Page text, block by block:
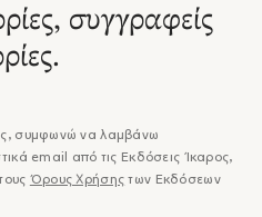
συγγραφείς
συμφωνώ να λαμβάνω
email από τις Εκδόσεις Ίκαρος,
Όρους Χρήσης των Εκδόσεων